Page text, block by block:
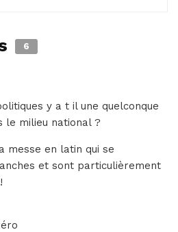
6
y a t il une quelconque
le milieu national ?
messe en latin qui se
et sont particulièrement